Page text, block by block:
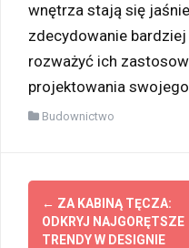
wnętrza stają się
zdecydowanie
rozważyć ich
projektowania
Budownictwo
Zobacz
wpisy
← ZA KABINĄ TĘCZA:
ODKRYJ NAJGORĘTSZE
TRENDY W DESIGNIE